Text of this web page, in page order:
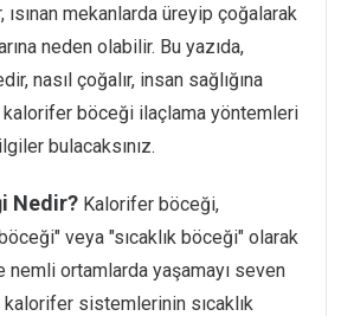
mekanlarda üreyip çoğalarak
neden olabilir. Bu yazıda,
nasıl çoğalır, insan sağlığına
böceği ilaçlama yöntemleri
bulacaksınız.
Nedir? Kalorifer böceği,
veya "sıcaklık böceği" olarak
nemli ortamlarda yaşamayı seven
kalorifer sistemlerinin sıcaklık